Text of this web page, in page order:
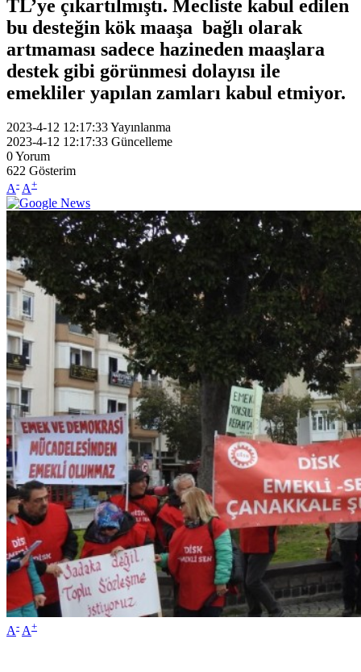
TL’ye çıkartılmıştı. Mecliste kabul edilen
bu desteğin kök maaşa bağlı olarak
artmaması sadece hazineden maaşlara
destek gibi görünmesi dolayısı ile
emekliler yapılan zamları kabul etmiyor.
2023-4-12 12:17:33Yayınlanma
2023-4-12 12:17:33 Güncelleme
0Yorum
622 Gösterim
A- A+
A- A+